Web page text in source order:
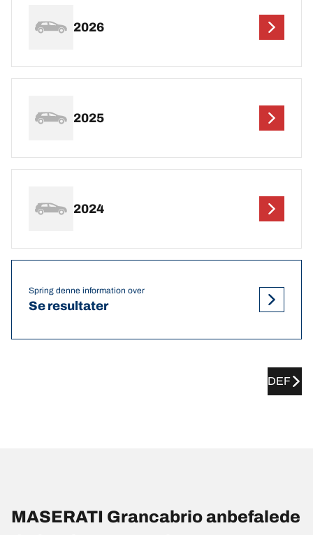
2026
2025
2024
Spring denne information over
Se resultater
DEF
MASERATI Grancabrio anbefalede